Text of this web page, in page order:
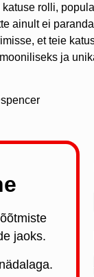
rolli,
ainult ei
et teie
ja
jaoks.